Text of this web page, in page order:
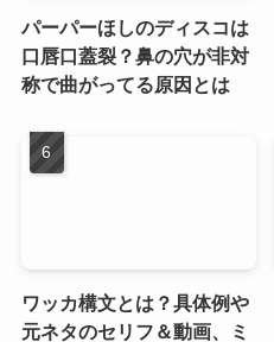
パーパーほしのディスコは
口唇口蓋裂？鼻の穴が非対
称で曲がってる原因とは
ワッカ構文とは？具体例や
元ネタのセリフ＆動画、ミ